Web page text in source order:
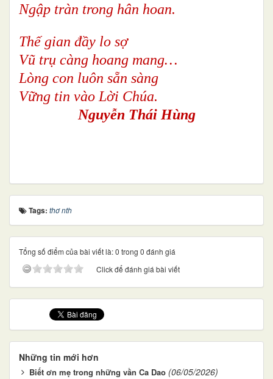
Ngập tràn trong hân hoan.
Thế gian đầy lo sợ
Vũ trụ càng hoang mang…
Lòng con luôn sẵn sàng
Vững tin vào Lời Chúa.
Nguyễn Thái Hùng
Tags: thơ nth
Tổng số điểm của bài viết là: 0 trong 0 đánh giá
Click để đánh giá bài viết
Những tin mới hơn
Biết ơn mẹ trong những vần Ca Dao (06/05/2026)